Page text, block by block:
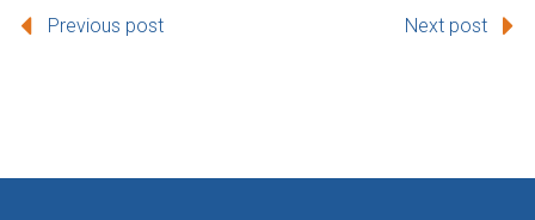
Previous post Next post